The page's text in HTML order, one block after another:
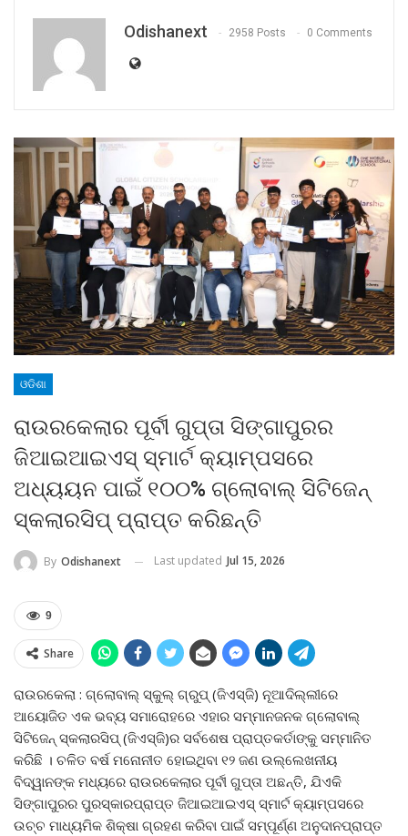
Odishanext 2958 Posts 0 Comments
ଓଡିଶା
ରାଉରକେଲାର ପୂର୍ବୀ ଗୁପ୍ତା ସିଙ୍ଗାପୁରର
ଜିଆଇଆଇଏସ୍ ସ୍ମାର୍ଟ କ୍ୟାମ୍ପସରେ
ଅଧ୍ୟୟନ ପାଇଁ ୧୦୦% ଗ୍ଲୋବାଲ୍ ସିଟିଜେନ୍
ସ୍କଲାରସିପ୍ ପ୍ରାପ୍ତ କରିଛନ୍ତି
By Odishanext Last updated Jul 15, 2026
9
Share
ରାଉରକେଲା : ଗ୍ଲୋବାଲ୍ ସ୍କୁଲ୍ ଗ୍ରୁପ୍ (ଜିଏସ୍ଜି) ନୂଆଦିଲ୍ଲୀରେ
ଆୟୋଜିତ ଏକ ଭବ୍ୟ ସମାରୋହରେ ଏହାର ସମ୍ମାନଜନକ ଗ୍ଲୋବାଲ୍
ସିଟିଜେନ୍ ସ୍କଲାରସିପ୍ (ଜିଏସ୍ଜି)ର ସର୍ବଶେଷ ପ୍ରାପ୍ତକର୍ତାଙ୍କୁ ସମ୍ମାନିତ
କରିଛି । ଚଳିତ ବର୍ଷ ମନୋନୀତ ହୋଇଥିବା ୧୨ ଜଣ ଉଲ୍ଲେଖନୀୟ
ବିଦ୍ୱାନଙ୍କ ମଧ୍ୟରେ ରାଉରକେଲାର ପୂର୍ବୀ ଗୁପ୍ତା ଅଛନ୍ତି, ଯିଏକି
ସିଙ୍ଗାପୁରର ପୁରସ୍କାରପ୍ରାପ୍ତ ଜିଆଇଆଇଏସ୍ ସ୍ମାର୍ଟ କ୍ୟାମ୍ପସରେ
ଉଚ୍ଚ ମାଧ୍ୟମିକ ଶିକ୍ଷା ଗ୍ରହଣ କରିବା ପାଇଁ ସମ୍ପୂର୍ଣ୍ଣ ଅନୁଦାନପ୍ରାପ୍ତ